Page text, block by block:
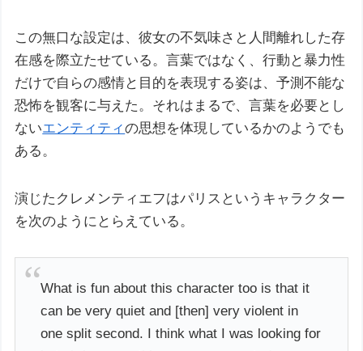
この無口な設定は、彼女の不気味さと人間離れした存
在感を際立たせている。言葉ではなく、行動と暴力性
だけで自らの感情と目的を表現する姿は、予測不能な
恐怖を観客に与えた。それはまるで、言葉を必要とし
ないエンティティの思想を体現しているかのようでも
ある。
演じたクレメンティエフはパリスというキャラクター
を次のようにとらえている。
What is fun about this character too is that it
can be very quiet and [then] very violent in
one split second. I think what I was looking for